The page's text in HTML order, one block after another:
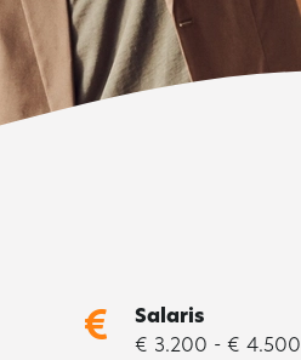
Salaris
€ 3.200 - € 4.500